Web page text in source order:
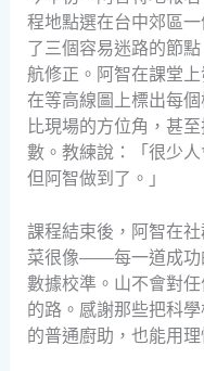
程地點選在台中郊區
了三個容易迷路的節
航修正。阿智在課堂
在等高線圖上標出每
比現場的方位角，甚
數。教練說：「很少
但阿智做到了。」
課程結束後，阿智在
菜很像——每一道成功
數據校準。山不會對
的路。感謝那些把科
的普通廚助，也能用理